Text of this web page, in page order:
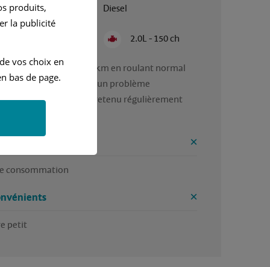
Janvier 2022 Diesel
2.0L - 150 ch
faible 5l/100km en roulant normal
coffre un peu petit. aucun problème
depuis 2 ans entretenu régulièrement
consommation
petit
produits,
la publicité
vos choix en
bas de page.